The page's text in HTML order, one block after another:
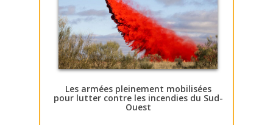
Les armées pleinement mobilisées
pour lutter contre les incendies du Sud-
Ouest